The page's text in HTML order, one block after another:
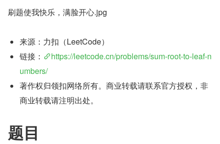
刷题使我快乐，满脸开心.jpg
来源：力扣（LeetCode）
链接：
https://leetcode.cn/problems/sum-root-to-leaf-n
umbers/
著作权归领扣网络所有。商业转载请联系官方授权，非
商业转载请注明出处。
题目